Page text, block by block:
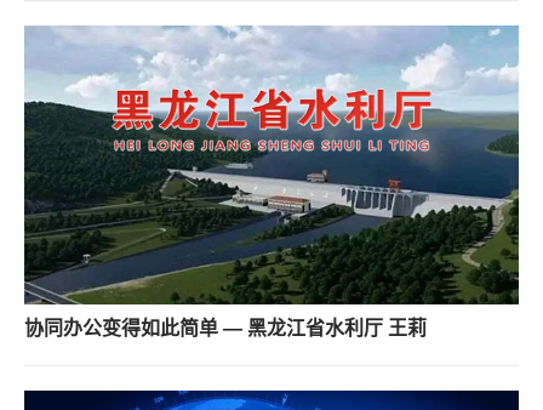
协同办公变得如此简单 — 黑龙江省水利厅 王莉